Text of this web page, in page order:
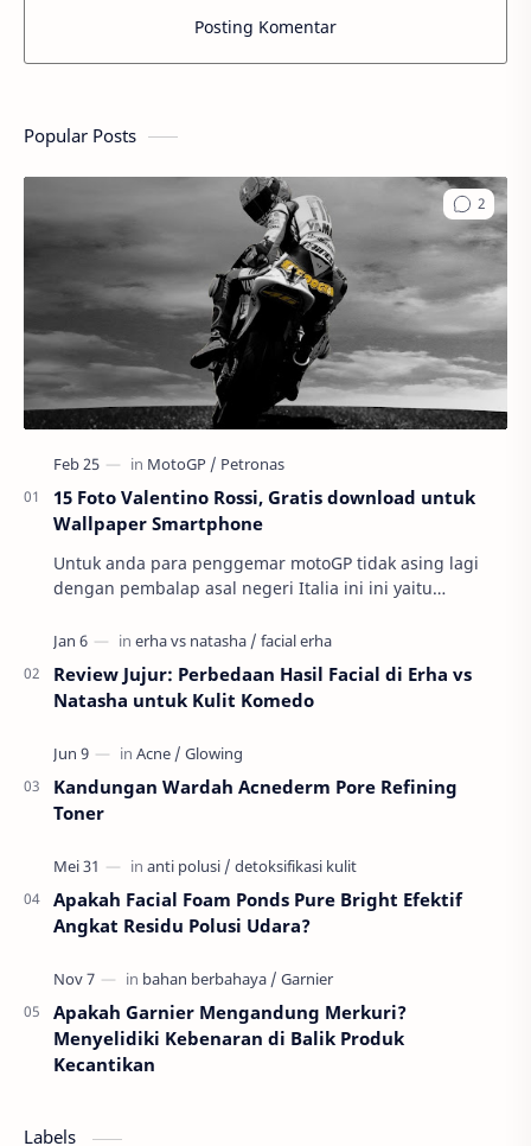
Posting Komentar
Popular Posts
15 Foto Valentino Rossi, Gratis download untuk
Wallpaper Smartphone
Untuk anda para penggemar motoGP tidak asing lagi
dengan pembalap asal negeri Italia ini ini yaitu
Review Jujur: Perbedaan Hasil Facial di Erha vs
Natasha untuk Kulit Komedo
Kandungan Wardah Acnederm Pore Refining
Toner
Apakah Facial Foam Ponds Pure Bright Efektif
Angkat Residu Polusi Udara?
Apakah Garnier Mengandung Merkuri?
Menyelidiki Kebenaran di Balik Produk
Kecantikan
Labels